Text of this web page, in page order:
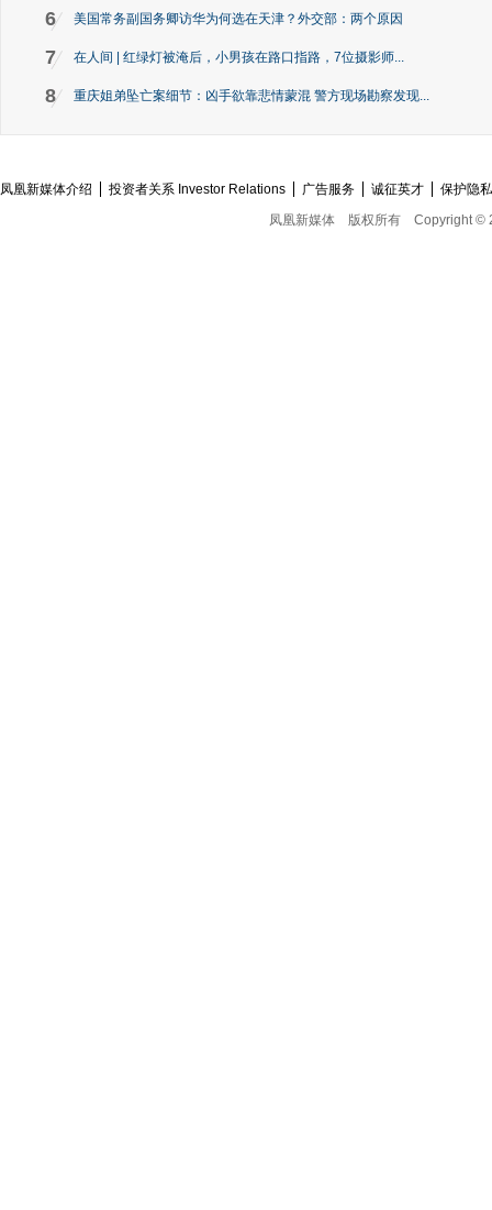
6 美国常务副国务卿访华为何选在天津？外交部：两个原因
7 在人间 | 红绿灯被淹后，小男孩在路口指路，7位摄影师...
8 重庆姐弟坠亡案细节：凶手欲靠悲情蒙混 警方现场勘察发现...
凤凰新媒体介绍 投资者关系 Investor Relations 广告服务 诚征英才
保护隐
凤凰新媒体
版权所有 Copyright ©